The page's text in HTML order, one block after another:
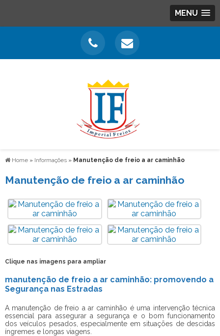
MENU
Home » Informações » Manutenção de freio a ar caminhão
Manutenção de freio a ar caminhão
Clique nas imagens para ampliar
manutenção de freio a ar caminhão: promovendo a
Segurança nas Estradas
A manutenção de freio a ar caminhão é uma intervenção técnica
essencial para assegurar a segurança e o bom funcionamento
dos veículos pesados, especialmente em situações de descidas
íngremes e longas viagens.